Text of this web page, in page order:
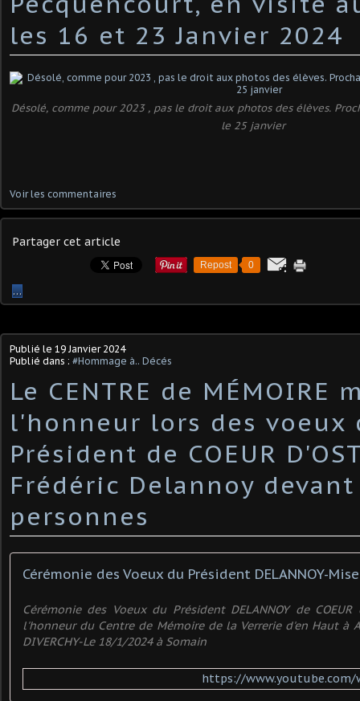
les 16 et 23 Janvier 2024
Désolé, comme pour 2023 , pas le droit aux photos des élèves.
le 25 janvier
Voir les commentaires
Partager cet article
Repost 0
…
Publié le 19 Janvier 2024
Publié dans : #Hommage à.. Décés
Le CENTRE de MÉMOIRE
l'honneur lors des voeux
Président de COEUR
Frédéric Delannoy
personnes
Cérémonie des Voeux du Président DELANNOY de COEUR
l'honneur du Centre de Mémoire de la Verrerie d'en Haut à
DIVERCHY-Le 18/1/2024 à Somain
https://www.youtube.com/